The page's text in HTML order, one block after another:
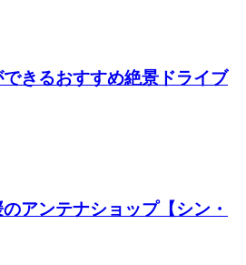
きるおすすめ絶景ドライブ
アンテナショップ【シン・